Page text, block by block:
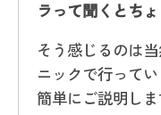
ラって聞くとち
そう感じるのは
ニックで行って
簡単にご説明しま